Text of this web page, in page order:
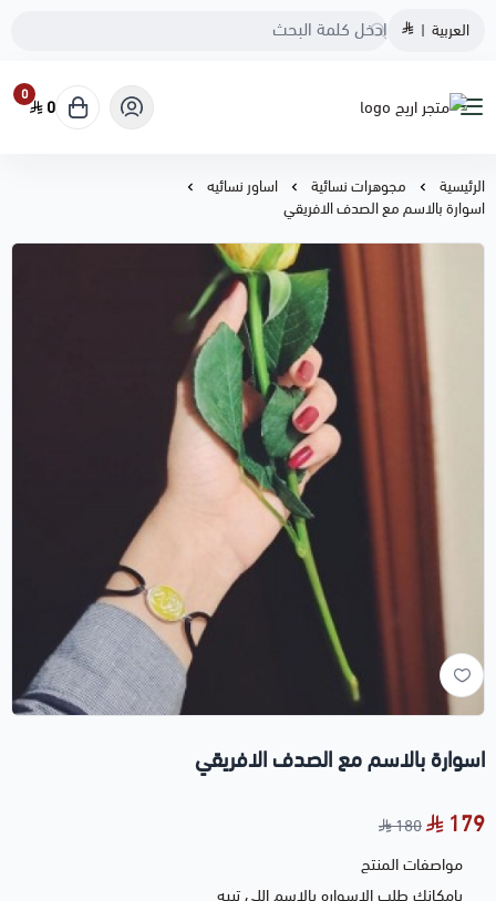
العربية |
متجر اريج
0
0
الرئيسية مجوهرات نسائية
اساور نسائيه
اسوارة بالاسم مع الصدف الافريقي
اسوارة بالاسم مع الصدف الافريقي
179
180
مواصفات المنتج
بإمكانك طلب الاسواره بالاسم اللي تبيه